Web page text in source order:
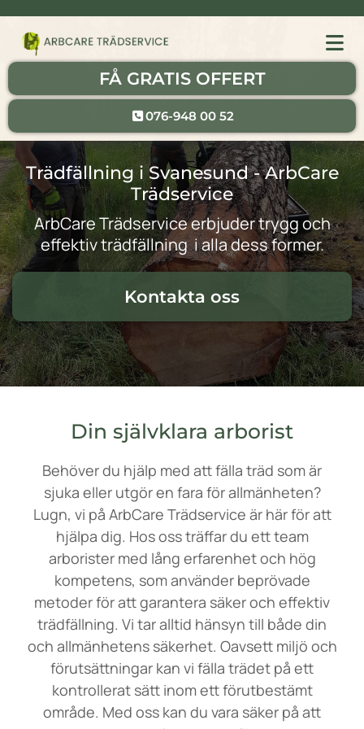
FÅ GRATIS OFFERT
076-948 00 52
Trädfällning i Svanesund - ArbCare
Trädservice
ArbCare Trädservice erbjuder trygg och
effektiv trädfällning i alla dess former.
Kontakta oss
Din självklara arborist
Behöver du hjälp med att fälla träd som är
sjuka eller utgör en fara för allmänheten?
Lugn, vi på ArbCare Trädservice är här för att
hjälpa dig. Hos oss träffar du ett team
arborister med lång erfarenhet och hög
kompetens, som använder beprövade
metoder för att garantera säker och effektiv
trädfällning. Vi tar alltid hänsyn till både din
och allmänhetens säkerhet. Oavsett miljö och
förutsättningar kan vi fälla trädet på ett
kontrollerat sätt inom ett förutbestämt
område. Med oss kan du vara säker på att